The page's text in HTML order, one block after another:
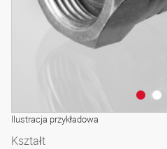
Ilustracja przykładowa
Kształt